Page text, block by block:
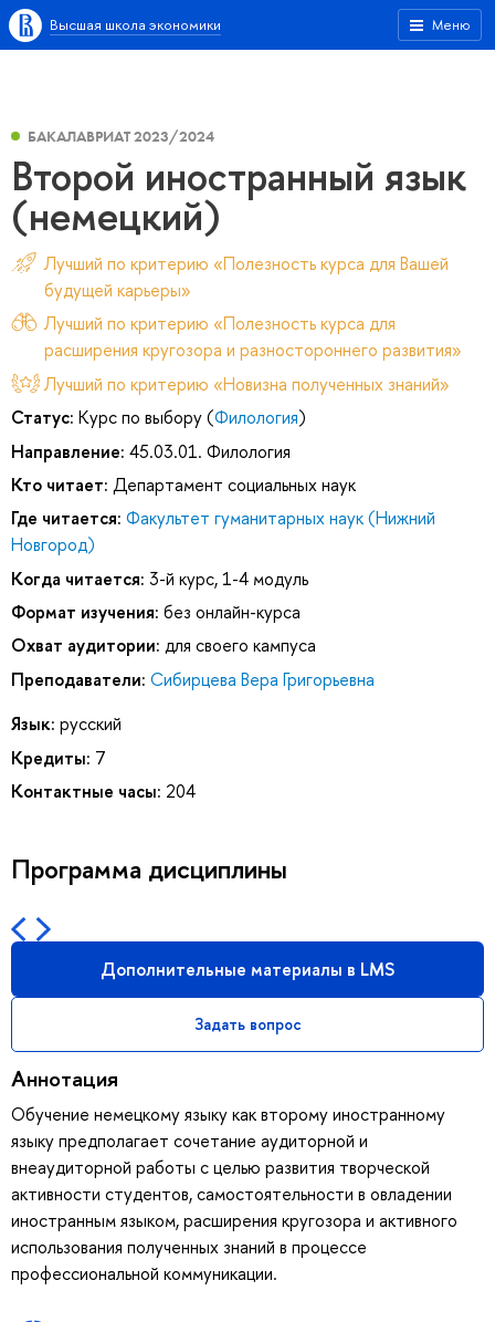
Меню
Высшая школа экономики
БАКАЛАВРИАТ 2023/2024
Второй иностранный язык
(немецкий)
Лучший по критерию «Полезность курса для Вашей
будущей карьеры»
Лучший по критерию «Полезность курса для
расширения кругозора и разностороннего развития»
Лучший по критерию «Новизна полученных знаний»
Статус: Курс по выбору (Филология)
Направление: 45.03.01. Филология
Кто читает: Департамент социальных наук
Где читается: Факультет гуманитарных наук (Нижний
Новгород)
Когда читается: 3-й курс, 1-4 модуль
Формат изучения: без онлайн-курса
Охват аудитории: для своего кампуса
Преподаватели: Сибирцева Вера Григорьевна
Язык: русский
Кредиты: 7
Контактные часы: 204
Программа дисциплины
Дополнительные материалы в LMS
Задать вопрос
Аннотация
Обучение немецкому языку как второму иностранному
языку предполагает сочетание аудиторной и
внеаудиторной работы с целью развития творческой
активности студентов, самостоятельности в овладении
иностранным языком, расширения кругозора и активного
использования полученных знаний в процессе
профессиональной коммуникации.